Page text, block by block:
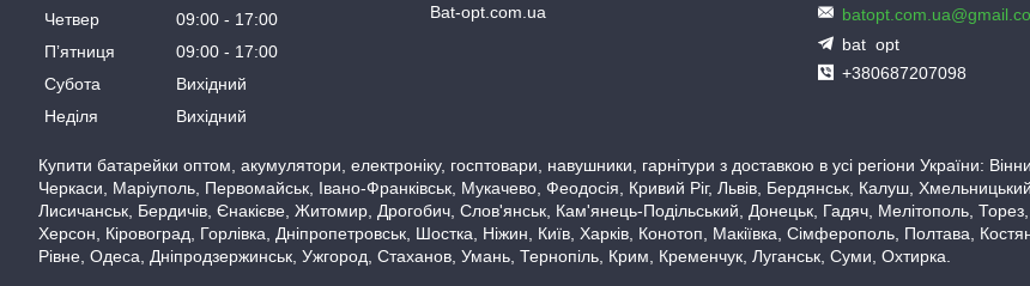
Четвер
09:00
17:00
Пʼятниця
09:00
17:00
Субота
Вихідний
Неділя
Вихідний
Bat-opt.com.ua
bat_opt
+380687207098
Купити батарейки оптом, акумулятори, електроніку, госптовари, навушники, гарнітури з доставкою в усі регіони України:
Черкаси, Маріуполь, Первомайськ, Івано-Франківськ, Мукачево, Феодосія, Кривий Ріг, Львів, Бердянськ, Калуш,
Лисичанськ, Бердичів, Єнакієве, Житомир, Дрогобич, Слов'янськ, Кам'янець-Подільський, Донецьк, Гадяч, Мелітополь, Торез,
Херсон, Кіровоград, Горлівка, Дніпропетровськ, Шостка, Ніжин, Київ, Харків, Конотоп, Макіївка, Сімферополь, Полтава,
Рівне, Одеса, Дніпродзержинськ, Ужгород, Стаханов, Умань, Тернопіль, Крим, Кременчук, Луганськ, Суми, Охтирка.